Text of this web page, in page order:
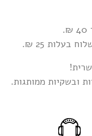
בעלות 25 ₪.
ובשקיות ממותגות.